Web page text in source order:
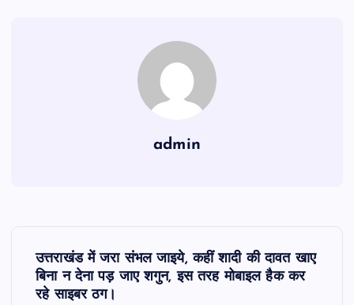
admin
उत्तराखंड में जरा संभल जाइये, कहीं शादी की दावत खाए
बिना न देना पड़ जाए शगुन, इस तरह मोबाइल हैक कर
रहे साइबर ठग।